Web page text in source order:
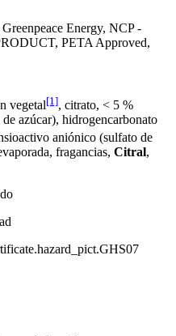
Energy, NCP -
PETA Approved,
vegetal[1], citrato, < 5 %
azúcar), hidrogencarbonato
aniónico (sulfato de
fragancias, Citral,